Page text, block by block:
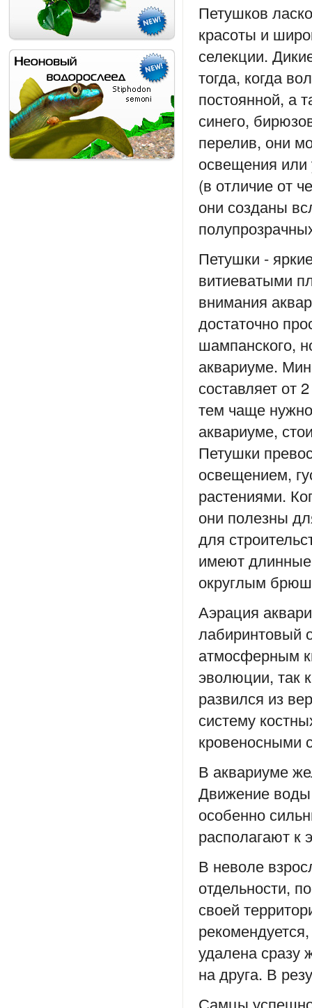
Петушков
красоты и
селекции.
тогда, когда
постоянной, а
синего,
перелив, они
освещения или
(в отличие от
они созданы
Петушки -
витиеватыми
внимания
достаточно
шампанского,
аквариуме.
составляет от
тем чаще
аквариуме,
Петушки
освещением,
растениями.
они полезны
для
имеют
округлым
Аэрация
лабиринтовый
атмосферным
эволюции, так
развился из
систему
кровеносными
В аквариуме
Движение
особенно
располагают к
В неволе
отдельности,
своей
удалена сразу
на друга. В
Самцы